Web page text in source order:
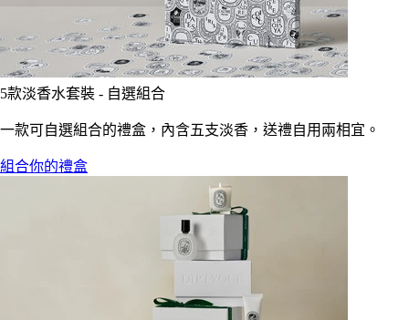
5款淡香水套裝 - 自選組合
一款可自選組合的禮盒，內含五支淡香，送禮自用兩相宜。
組合你的禮盒